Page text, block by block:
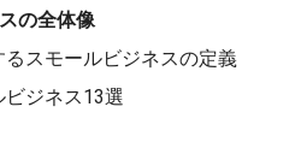
の全体像
るスモールビジネスの定義
ジネス13選